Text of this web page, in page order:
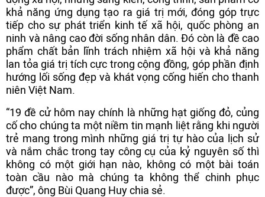
khả năng ứng dụng tạo ra giá trị mới, đóng góp trực
tiếp cho sự phát triển kinh tế xã hội, quốc phòng an
ninh và nâng cao đời sống nhân dân. Đó còn là đề cao
phẩm chất bản lĩnh trách nhiệm xã hội và khả năng
lan tỏa giá trị tích cực trong cộng đồng, góp phần định
hướng lối sống đẹp và khát vọng cống hiến cho thanh
niên Việt Nam.
“19 đề cử hôm nay chính là những hạt giống đỏ, củng
cố cho chúng ta một niềm tin mạnh liệt rằng khi người
trẻ mang trong mình những giá trị tự hào của lịch sử
và nắm chắc trong tay công cụ của kỷ nguyên số thì
không có một giới hạn nào, không có một bài toán
toàn cầu nào mà chúng ta không thể chinh phục
được”, ông Bùi Quang Huy chia sẻ.